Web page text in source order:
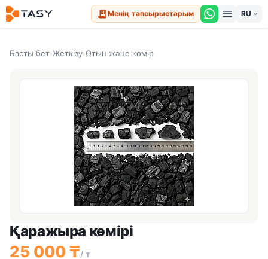
receipt_longМенің тапсырыстарым menu expand_more
Басты бет›Жеткізу›Отын және көмір
Қаражыра көмірі
25 000 ₸/ т